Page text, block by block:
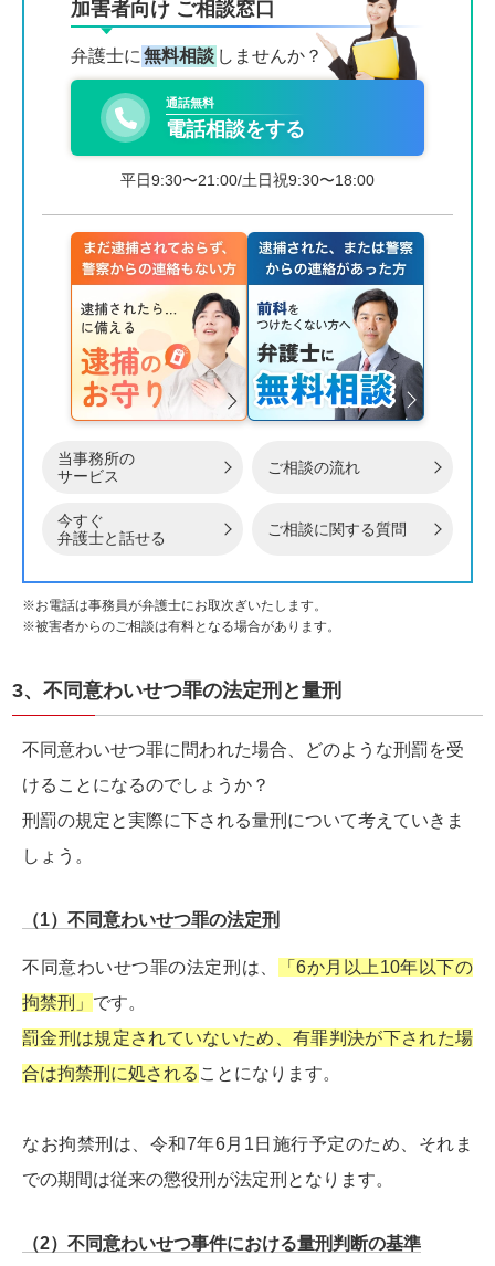
加害者向け ご相談窓口
弁護士に 無料相談 しませんか？
通話無料
電話相談をする
平日9:30〜21:00/土日祝9:30〜18:00
当事務所の
サービス
ご相談の流れ
今すぐ
弁護士と話せる
ご相談に関する質問
※お電話は事務員が弁護士にお取次ぎいたします。
※被害者からのご相談は有料となる場合があります。
3、不同意わいせつ罪の法定刑と量刑
不同意わいせつ罪に問われた場合、どのような刑罰を受
けることになるのでしょうか？
刑罰の規定と実際に下される量刑について考えていきま
しょう。
（1）不同意わいせつ罪の法定刑
不同意わいせつ罪の法定刑は、
「6か月以上10年以下の
拘禁刑」 です。
罰金刑は規定されていないため、有罪判決が下された場
合は拘禁刑に処される ことになります。
なお拘禁刑は、令和7年6月1日施行予定のため、それま
での期間は従来の懲役刑が法定刑となります。
（2）不同意わいせつ事件における量刑判断の基準